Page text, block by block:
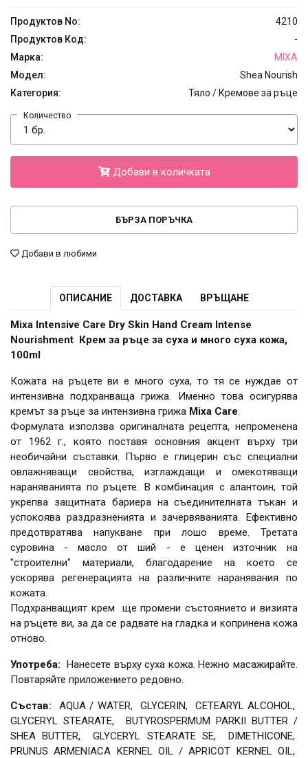
Продуктов No:
4210
Продуктов Код:
-
Марка:
MIXA
Модел:
Shea Nourish
Категория:
Тяло / Кремове за ръце
Количество
Добави в количката
БЪРЗА ПОРЪЧКА
Добави в любими
ОПИСАНИЕ ДОСТАВКА ВРЪЩАНЕ
Mixa Intensive Care Dry Skin Hand Cream Intense
Nourishment Крем за ръце за суха и много суха кожа,
100ml
Кожата на ръцете ви е много суха, то тя се нуждае от
интензивна подхранваща грижа. Именно това осигурява
кремът за ръце за интензивна грижа Mixa Care.
Формулата използва оригиналната рецепта, непроменена
от 1962 г., която поставя основния акцент върху три
необичайни съставки. Първо е глицерин със специални
овлажняващи свойства, изглаждащи и омекотяващи
нараняванията по ръцете. В комбинация с алантоин, той
укрепва защитната бариера на съединителната тъкан и
успокоява раздразненията и зачервяванията. Ефективно
предотвратява напукване при лошо време. Третата
суровина - масло от ший - е ценен източник на
"строителни" материали, благодарение на което се
ускорява регенерацията на различните наранявания по
кожата.
Подхранващият крем ще промени състоянието и визията
на ръцете ви, за да се радвате на гладка и копринена кожа
отново.
Употреба: Нанесете върху суха кожа. Нежно масажирайте.
Повтаряйте приложението редовно.
Състав:
AQUA / WATER, GLYCERIN, CETEARYL ALCOHOL,
GLYCERYL STEARATE, BUTYROSPERMUM PARKII BUTTER /
SHEA BUTTER, GLYCERYL STEARATE SE, DIMETHICONE,
PRUNUS ARMENIACA KERNEL OIL / APRICOT KERNEL OIL,